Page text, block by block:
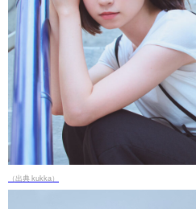
（出典 kukka）